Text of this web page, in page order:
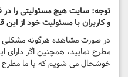
توجه: سایت هیچ مسئولیتی را در
و کاربران با مسئولیت خود از این
در صورت مشاهده هرگونه
مطرح نمایید، همچنین اگر دارای
خوشحال می شویم که با ما مطرح